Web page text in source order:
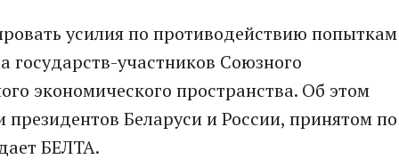
усилия по противодействию попыткам
государств-участников Союзного
экономического пространства. Об этом
президентов Беларуси и России, принятом по
БЕЛТА.